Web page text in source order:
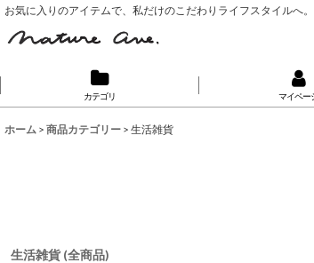
お気に入りのアイテムで、私だけのこだわりライフスタイルへ
カテゴリ マイペー
ホーム > 商品カテゴリー > 生活雑貨
生活雑貨 (全商品)